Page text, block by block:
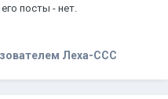
посты - нет.
Леха-CCC